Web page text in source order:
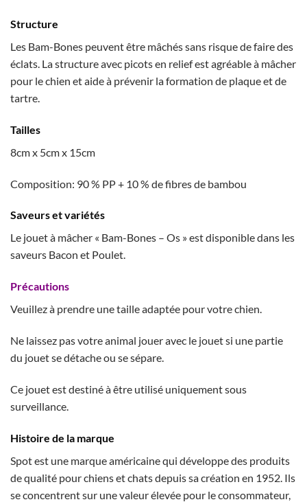
Structure
Les Bam-Bones peuvent être mâchés sans risque de faire des
éclats. La structure avec picots en relief est agréable à mâcher
pour le chien et aide à prévenir la formation de plaque et de
tartre.
Tailles
8cm x 5cm x 15cm
Composition: 90 % PP + 10 % de fibres de bambou
Saveurs et variétés
Le jouet à mâcher « Bam-Bones – Os » est disponible dans les
saveurs Bacon et Poulet.
Précautions
Veuillez à prendre une taille adaptée pour votre chien.
Ne laissez pas votre animal jouer avec le jouet si une partie
du jouet se détache ou se sépare.
Ce jouet est destiné à être utilisé uniquement sous
surveillance.
Histoire de la marque
Spot est une marque américaine qui développe des produits
de qualité pour chiens et chats depuis sa création en 1952. Ils
se concentrent sur une valeur élevée pour le consommateur,